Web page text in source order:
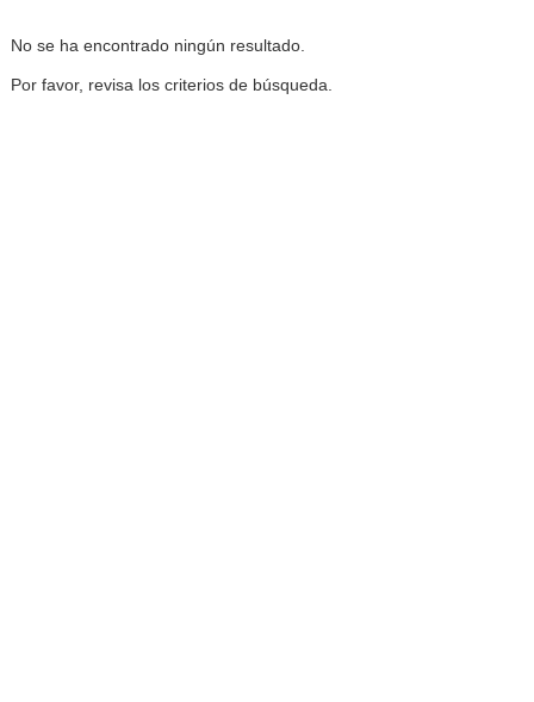
No se ha encontrado ningún resultado.
Por favor, revisa los criterios de búsqueda.